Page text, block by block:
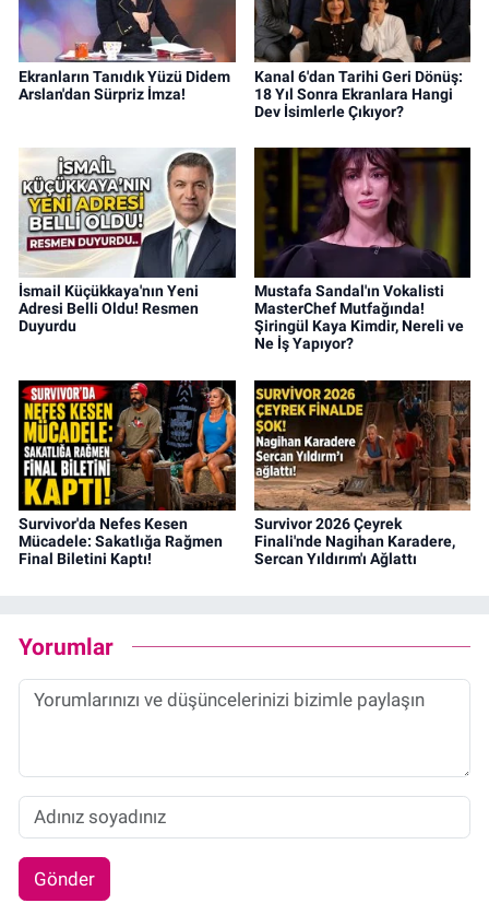
Ekranların Tanıdık Yüzü Didem
Arslan'dan Sürpriz İmza!
Kanal 6'dan Tarihi Geri Dönüş:
18 Yıl Sonra Ekranlara Hangi
Dev İsimlerle Çıkıyor?
İsmail Küçükkaya'nın Yeni
Adresi Belli Oldu! Resmen
Duyurdu
Mustafa Sandal'ın Vokalisti
MasterChef Mutfağında!
Şiringül Kaya Kimdir, Nereli ve
Ne İş Yapıyor?
Survivor'da Nefes Kesen
Mücadele: Sakatlığa Rağmen
Final Biletini Kaptı!
Survivor 2026 Çeyrek
Finali'nde Nagihan Karadere,
Sercan Yıldırım'ı Ağlattı
Yorumlar
Gönder